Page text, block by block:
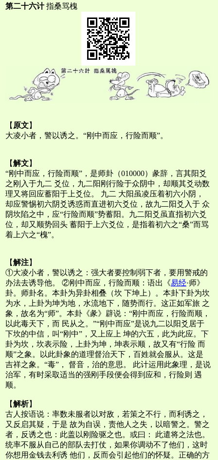
第二十六计指桑骂槐
【 原文】
大凌小者，警以诱之。“刚中而应，行险而顺”。
【解文】
“刚中而应，行险而顺”，是师卦（010000）彖辞，言其阳爻
之刚入于九二 爻位，九二阳刚行险于众阴中，却顺其爻动数
理又将回应蓄阳于上爻位。 九二 大阳虽凌压着初六小阴，
却应警惕初六阴爻诱惑而直进初六爻位，故九二阳爻入于 众
阴坎陷之中，应“行险而顺”势蓄阳。九二阳爻虽直指初六爻
位，却又顺势回头 蓄阳于上六爻位，是指着初六之“桑”而骂
着上六之“槐”。
【解注】
①大凌小者，警以诱之：强大者要控制弱下者，要用警戒的
办法去诱导他。 ②刚中而应，行险而顺：语出《易经·师》
卦。师卦名。本卦为异卦相叠（坎 下坤上）。本卦下卦为坎
为水，上卦为坤为地，水流地下，随势而行。这正如军旅 之
象，故名为“师”。本卦《彖》辟说：“刚中而应，行险而顺，
以此毒天下，而 民从之。”“刚中而应”是说九二以阳爻居于
下坎的中信，叫“刚中”，又上应上 坤的六五，此为此应。下
卦为坎，坎表示险，上卦为坤，坤表示顺，故又有“行险 而
顺”之象。以此卦象的道理督治天下，百姓就会服从。这是
吉祥之象。“毒”， 督音，治的意思。 此计运用此象理，是说
治军，有时采取适当的强刚手段便会得到应和，行险则 遇
顺。
【解析】
古人按语说：率数未服者以对敌，若策之不行，而利诱之，
又反启其疑，于是 故为自误，责他人之失，以暗警之。警之
者，反诱之也：此盖以刚险驱之也。或曰： 此遣将之法也。
统率不服从自己的部队去打仗，如果你调动不了他们，这时
你想用金钱去利诱 他们，反而会引起他们的怀疑。正确的方